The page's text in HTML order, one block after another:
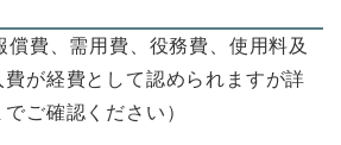
費、需用費、役務費、使用料及
が経費として認められますが詳
ご確認ください）